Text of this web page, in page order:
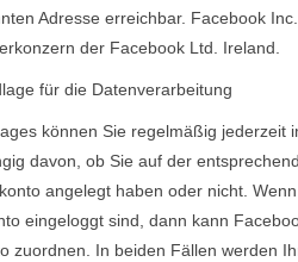
Adresse erreichbar. Facebook
der Facebook Ltd. Ireland.
für die Datenverarbeitung
können Sie regelmäßig jederzeit
davon, ob Sie auf der
angelegt haben oder nicht. Wenn
eingeloggt sind, dann kann
zuordnen. In beiden Fällen werden